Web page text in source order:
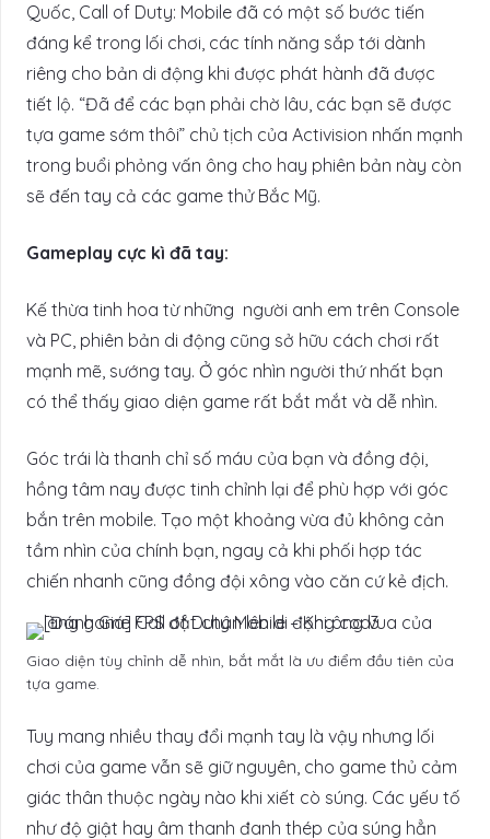
Quốc, Call of Duty: Mobile đã có một số bước tiến
đáng kể trong lối chơi, các tính năng sắp tới dành
riêng cho bản di động khi được phát hành đã được
tiết lộ. “Đã để các bạn phải chờ lâu, các bạn sẽ được
tựa game sớm thôi” chủ tịch của Activision nhấn mạnh
trong buổi phỏng vấn ông cho hay phiên bản này còn
sẽ đến tay cả các game thử Bắc Mỹ.
Gameplay cực kì đã tay:
Kế thừa tinh hoa từ những người anh em trên Console
và PC, phiên bản di động cũng sở hữu cách chơi rất
mạnh mẽ, sướng tay. Ở góc nhìn người thứ nhất bạn
có thể thấy giao diện game rất bắt mắt và dễ nhìn.
Góc trái là thanh chỉ số máu của bạn và đồng đội,
hồng tâm nay được tinh chỉnh lại để phù hợp với góc
bắn trên mobile. Tạo một khoảng vừa đủ không cản
tầm nhìn của chính bạn, ngay cả khi phối hợp tác
chiến nhanh cũng đồng đội xông vào căn cứ kẻ địch.
Giao diện tùy chỉnh dễ nhìn, bắt mắt là ưu điểm đầu tiên của
tựa game.
Tuy mang nhiều thay đổi mạnh tay là vậy nhưng lối
chơi của game vẫn sẽ giữ nguyên, cho game thủ cảm
giác thân thuộc ngày nào khi xiết cò súng. Các yếu tố
như độ giật hay âm thanh đanh thép của súng hẳn